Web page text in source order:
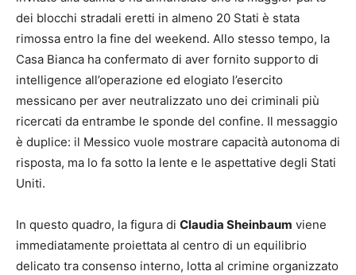
dei blocchi stradali eretti in almeno 20 Stati è stata
rimossa entro la fine del weekend. Allo stesso tempo, la
Casa Bianca ha confermato di aver fornito supporto di
intelligence all’operazione ed elogiato l’esercito
messicano per aver neutralizzato uno dei criminali più
ricercati da entrambe le sponde del confine. Il messaggio
è duplice: il Messico vuole mostrare capacità autonoma di
risposta, ma lo fa sotto la lente e le aspettative degli Stati
Uniti.
In questo quadro, la figura di Claudia Sheinbaum viene
immediatamente proiettata al centro di un equilibrio
delicato tra consenso interno, lotta al crimine organizzato